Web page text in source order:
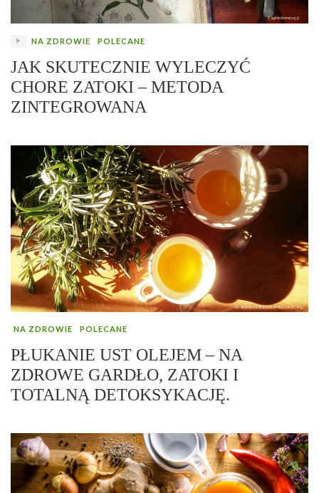
NA ZDROWIE POLECANE
JAK SKUTECZNIE WYLECZYĆ
CHORE ZATOKI – METODA
ZINTEGROWANA
NA ZDROWIE POLECANE
PŁUKANIE UST OLEJEM – NA
ZDROWE GARDŁO, ZATOKI I
TOTALNĄ DETOKSYKACJĘ.